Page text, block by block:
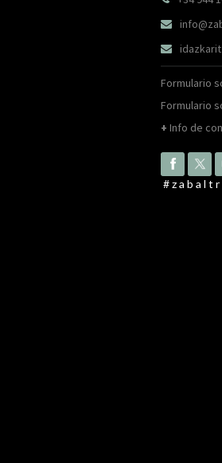


Formulario
Formulario
+ Info de